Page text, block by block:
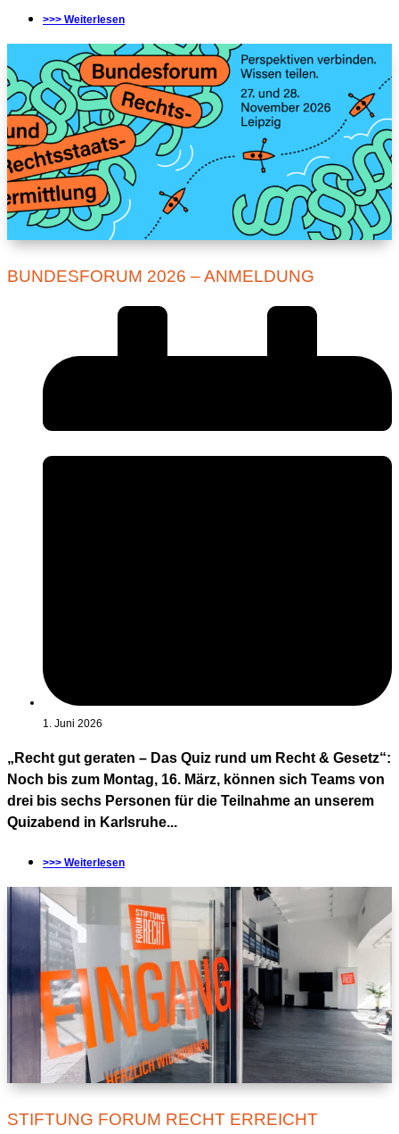
>>> Weiterlesen
BUNDESFORUM 2026 – ANMELDUNG
1. Juni 2026
„Recht gut geraten – Das Quiz rund um Recht & Gesetz“:
Noch bis zum Montag, 16. März, können sich Teams von
drei bis sechs Personen für die Teilnahme an unserem
Quizabend in Karlsruhe...
>>> Weiterlesen
STIFTUNG FORUM RECHT ERREICHT